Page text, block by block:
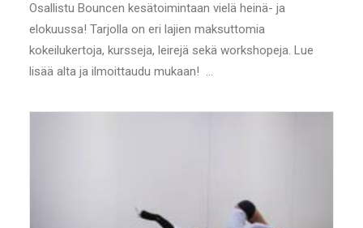
Osallistu Bouncen kesätoimintaan vielä heinä- ja
elokuussa! Tarjolla on eri lajien maksuttomia
kokeilukertoja, kursseja, leirejä sekä workshopeja. Lue
lisää alta ja ilmoittaudu mukaan! …